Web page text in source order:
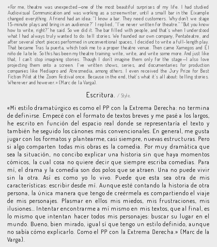
«For me, theatre was unexpected—one of the most beautiful surprises of my life. I had studied
Audiovisual Communication and was working as a screenwriter, until a small bar in the Eixample
changed everything. A friend had an idea: “I know a bar. They need customers. Why don’t we stage
15-minute plays and bring in an audience?” I replied, “I’ve never written for theatre.” “But you know
how to write, right?” he said. So we did it. The bar filled with people, and that’s when I understood
what I had always truly wanted to do: tell stories. We founded our own company, Pentateatre, and
after several short pieces performed in unconventional spaces, I decided to write a full-length play.
That became Tras la puerta, which took me to a proper theatre venue. Then came Xarnegos and El
niño de la tele. So this has been my theatre training: write, write, and write some more. And just like
that, I can’t stop imagining stories. Though I don’t imagine them only for the stage—I also love
projecting them onto a screen. I’ve written shows, series, and documentaries for production
companies like Mediapro and Atresmedia, among others. I even received the Jury Prize for Best
Fiction Pilot at the Zoom Festival once. Because in the end, that’s what it’s all about: telling stories.
Wherever and however.» (Marc de la Varga).
Escritura. / Style.
«Mi estilo dramatúrgico es como el PP con la Extrema Derecha: no termina
de definirse. Empecé con el formato de textos breves y me pasé a los largos,
he escrito en función del espacio real donde se representaría el texto y
también he seguido los cánones más convencionales. En general, me gusta
jugar con los formatos y plantearme, casi siempre, nuevas estructuras. Pero
si algo comparten todas mis obras es la comedia. Por muy dramática que
sea la situación, no concibo explicar una historia sin que haya momentos
cómicos, la cual cosa no quiere decir que siempre escriba comedias. Para
mí, el drama y la comedia son dos polos que se atraen. Una no puede vivir
sin la otra. Así es como yo lo vivo. Puede que esta sea otra de mis
características: escribir desde mí. Aunque esté contando la historia de otra
persona, la única manera que tengo de creérmela es compartiendo el viaje
de mis personajes. Plasmar en ellos mis miedos, mis frustraciones, mis
ilusiones… Intentar encontrarme a mí mismo en mis textos, que al final, es
lo mismo que intentan hacer todos mis personajes: buscar su lugar en el
mundo. Bueno, bien mirado, igual sí que tengo un estilo definido, aunque
no sabía cómo explicarlo. Como el PP con la Extrema Derecha.» (Marc de la
Varga).